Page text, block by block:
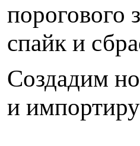
порогового
спайк и
Создадим
и